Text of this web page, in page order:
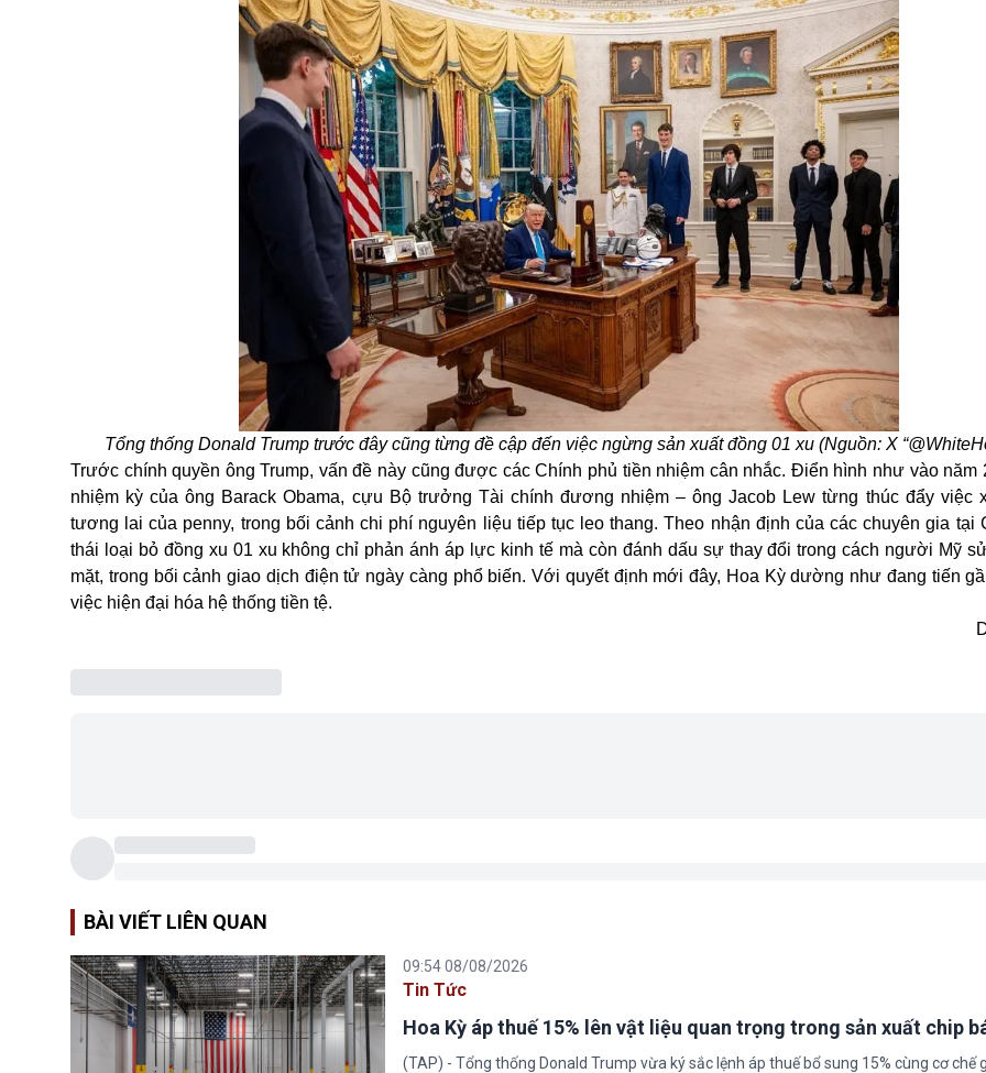
Tổng thống Donald Trump trước đây cũng từng đề cập đến việc ngừng sản xuất đồng 01 xu (Nguồn: X
Trước chính quyền ông Trump, vấn đề này cũng được các Chính phủ tiền nhiệm cân nhắc. Điển hình như vào năm
nhiệm kỳ của ông Barack Obama, cựu Bộ trưởng Tài chính đương nhiệm – ông Jacob Lew từng thúc đẩy việc
tương lai của penny, trong bối cảnh chi phí nguyên liệu tiếp tục leo thang. Theo nhận định của các chuyên gia tại
thái loại bỏ đồng xu 01 xu không chỉ phản ánh áp lực kinh tế mà còn đánh dấu sự thay đổi trong cách người Mỹ
mặt, trong bối cảnh giao dịch điện tử ngày càng phổ biến. Với quyết định mới đây, Hoa Kỳ dường như đang tiến
việc hiện đại hóa hệ thống tiền tệ.
BÀI VIẾT LIÊN QUAN
09:54 08/08/2026
Tin Tức
Hoa Kỳ áp thuế 15% lên vật liệu quan trọng trong sản xuất chip
(TAP) - Tổng thống Donald Trump vừa ký sắc lệnh áp thuế bổ sung 15% cùng cơ chế